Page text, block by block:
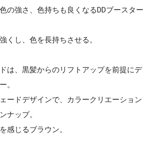
の強さ、色持ちも良くなるDDブースター
くし、色を長持ちさせる。
は、黒髪からのリフトアップを前提にデ
。
ードデザインで、カラークリエーション
ナップ。
感じるブラウン。